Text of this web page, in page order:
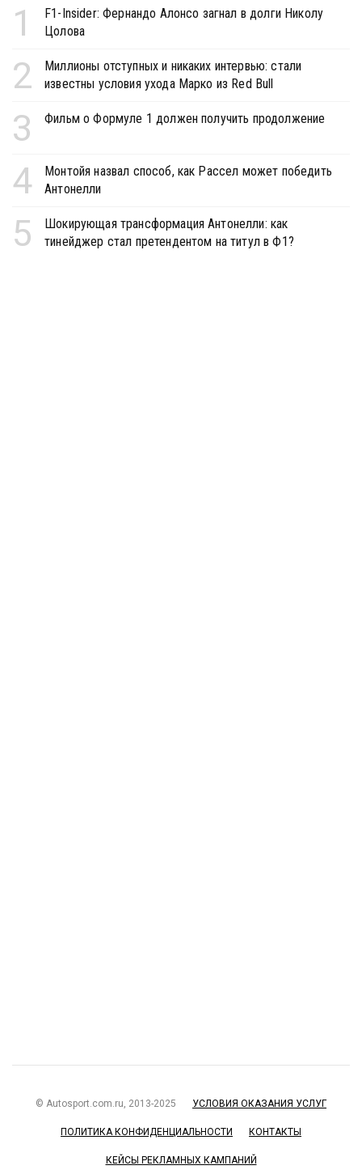
1
F1-Insider: Фернандо Алонсо загнал в долги Николу
Цолова
2
Миллионы отступных и никаких интервью: стали
известны условия ухода Марко из Red Bull
3 Фильм о Формуле 1 должен получить продолжение
4
Монтойя назвал способ, как Рассел может победить
Антонелли
5
Шокирующая трансформация Антонелли: как
тинейджер стал претендентом на титул в Ф1?
© Autosport.com.ru, 2013-2025 УСЛОВИЯ ОКАЗАНИЯ УСЛУГ
ПОЛИТИКА КОНФИДЕНЦИАЛЬНОСТИ КОНТАКТЫ
КЕЙСЫ РЕКЛАМНЫХ КАМПАНИЙ